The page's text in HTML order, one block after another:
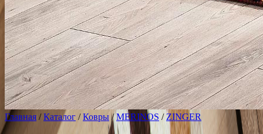
Главная /Каталог /Ковры /MERINOS / ZINGER